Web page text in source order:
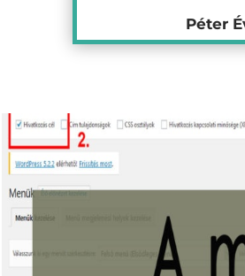
Péter